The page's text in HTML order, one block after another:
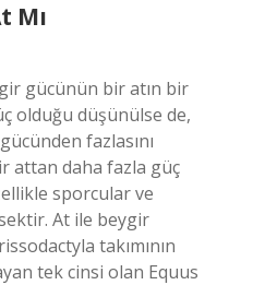
Mı
gücünün bir atın bir
olduğu düşünülse de,
fazlasını
attan daha fazla güç
sporcular ve
At ile beygir
takımının
tek cinsi olan Equus